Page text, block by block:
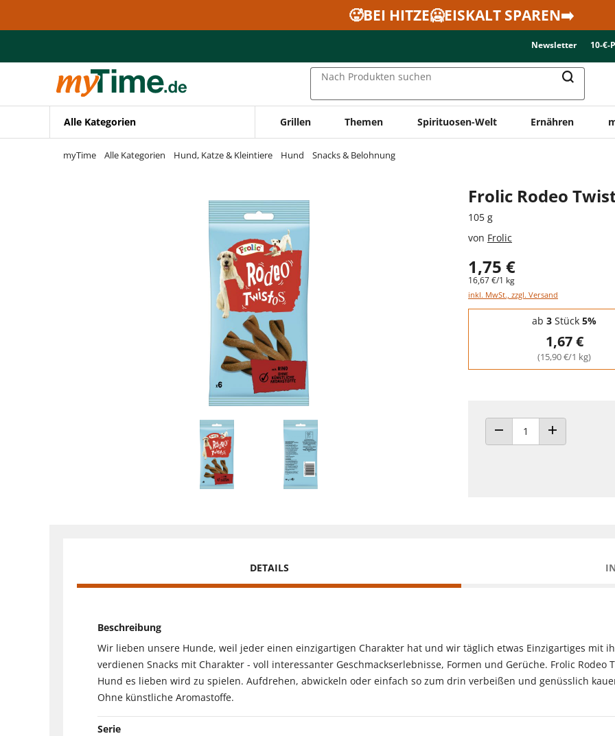
Zur Navigation springen
🥵BEI HITZE🥶EISKALT SPAREN➡️
Newsletter 10-€-
Nach Produkten suchen
Alle Kategorien Grillen Themen Spirituosen-Welt Ernähren
myTime Alle Kategorien Hund, Katze & Kleintiere Hund Snacks & Belohnung
Frolic Rodeo
105 g
von Frolic
1,75 €
16,67 €/1 kg
inkl. MwSt., zzgl. Versand
Staffelpreise - Mengenrabatt
ab 3 Stück 5%
1,67 €
(15,90 €/1 kg)
ANZAHL VERRINGERN
ANZAHL
DETAILS
Beschreibung
Wir lieben unsere Hunde, weil jeder einen einzigartigen Charakter hat und wir täglich etwas Einzigartiges mit
verdienen Snacks mit Charakter - voll interessanter Geschmackserlebnisse, Formen und Gerüche. Frolic
Hund es lieben wird zu spielen. Aufdrehen, abwickeln oder einfach so zum drin verbeißen und genüsslich
Ohne künstliche Aromastoffe.
Serie